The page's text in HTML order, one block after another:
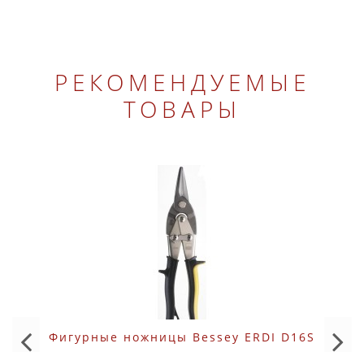
РЕКОМЕНДУЕМЫЕ
ТОВАРЫ
Фигурные ножницы Bessey ERDI D16S